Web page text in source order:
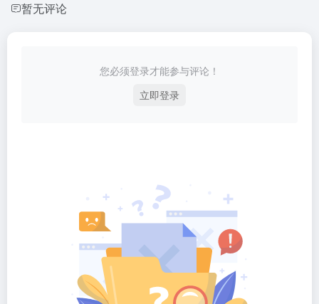
暂无评论
您必须登录才能参与评论！
立即登录